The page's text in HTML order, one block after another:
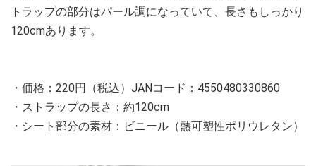
トラップの部分はパール調になっていて、長さもしっかり
120cmあります。
・価格：220円（税込）JANコード：4550480330860
・ストラップの長さ：約120cm
・シート部分の素材：ビニール（熱可塑性ポリウレタン）